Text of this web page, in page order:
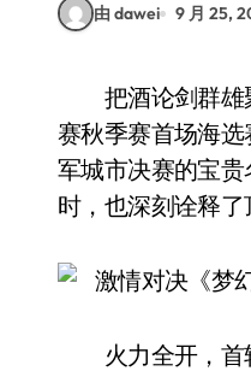
由 dawei 9 月 25,
把酒论剑群雄聚，举世无双皆英豪。9月22日，vivo X23《梦幻西游》手游2018城市英雄争霸
赛秋季赛首场海
军城市决赛的宝
时，也深刻诠释了
火力全开，首